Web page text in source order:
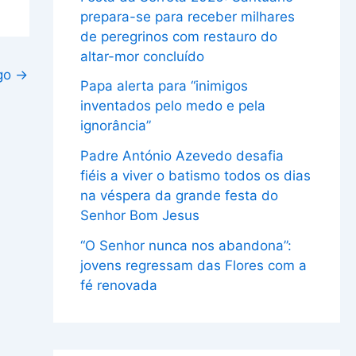
→
prepara-se para receber milhares
de peregrinos com restauro do
altar-mor concluído
Papa alerta para “inimigos
inventados pelo medo e pela
ignorância”
Padre António Azevedo desafia
fiéis a viver o batismo todos os dias
na véspera da grande festa do
Senhor Bom Jesus
“O Senhor nunca nos abandona”:
jovens regressam das Flores com a
fé renovada